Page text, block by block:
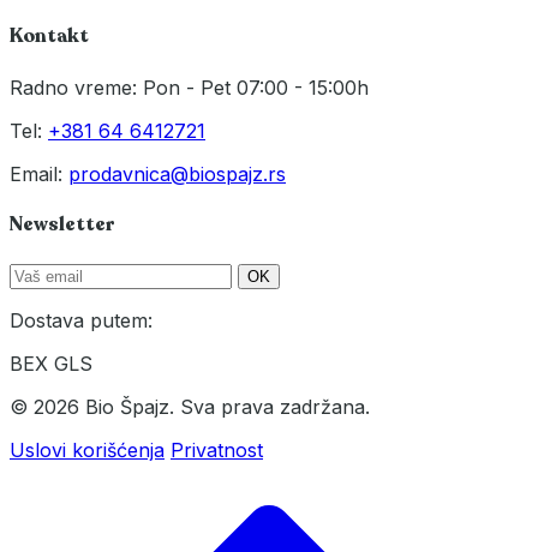
Kontakt
Radno vreme: Pon - Pet 07:00 - 15:00h
Tel: +381 64 6412721
Email: prodavnica@biospajz.rs
Newsletter
OK
Dostava putem:
BEX GLS
© 2026 Bio Špajz. Sva prava zadržana.
Uslovi korišćenja Privatnost